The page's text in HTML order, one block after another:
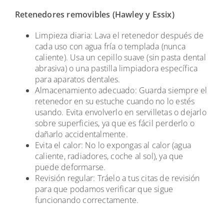
Retenedores removibles (Hawley y Essix)
Limpieza diaria: Lava el retenedor después de
cada uso con agua fría o templada (nunca
caliente). Usa un cepillo suave (sin pasta dental
abrasiva) o una pastilla limpiadora específica
para aparatos dentales.
Almacenamiento adecuado: Guarda siempre el
retenedor en su estuche cuando no lo estés
usando. Evita envolverlo en servilletas o dejarlo
sobre superficies, ya que es fácil perderlo o
dañarlo accidentalmente.
Evita el calor: No lo expongas al calor (agua
caliente, radiadores, coche al sol), ya que
puede deformarse.
Revisión regular: Tráelo a tus citas de revisión
para que podamos verificar que sigue
funcionando correctamente.